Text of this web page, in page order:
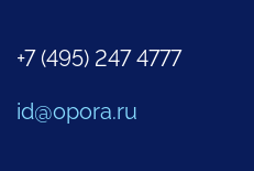
+7 (495) 247 4777
id@opora.ru